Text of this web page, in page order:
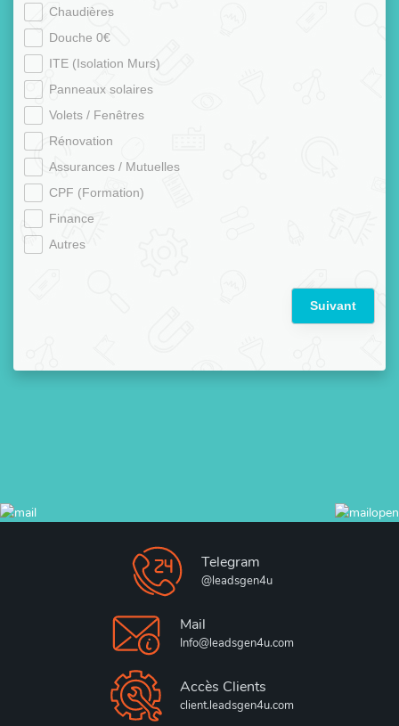
Chaudières
Douche 0€
ITE (Isolation Murs)
Panneaux solaires
Volets / Fenêtres
Rénovation
Assurances / Mutuelles
CPF (Formation)
Finance
Autres
Suivant
Telegram
@leadsgen4u
Mail
Info@leadsgen4u.com
Accès Clients
client.leadsgen4u.com